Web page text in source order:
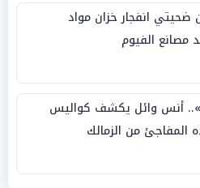
ضحيتي انفجار خزان مواد
مصانع الفيوم
أنس وائل يكشف كواليس
المفاجئ من الزمالك